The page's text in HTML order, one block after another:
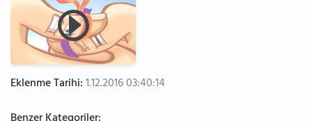
Eklenme Tarihi:1.12.2016 03:40:14